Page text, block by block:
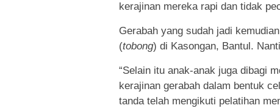
kerajinan mereka rapi dan tidak
Gerabah yang sudah jadi
(tobong) di Kasongan, Bantul.
“Selain itu anak-anak juga dibagi
kerajinan gerabah dalam bentuk
tanda telah mengikuti pelatihan